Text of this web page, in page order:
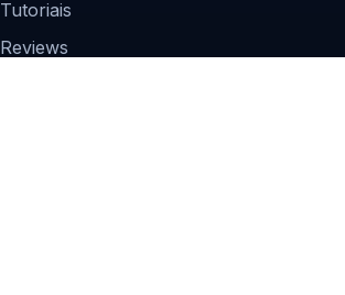
Tutoriais
Reviews